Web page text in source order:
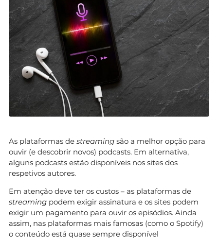
As plataformas de streaming são a melhor opção para
ouvir (e descobrir novos) podcasts. Em alternativa,
alguns podcasts estão disponíveis nos sites dos
respetivos autores.
Em atenção deve ter os custos – as plataformas de
streaming podem exigir assinatura e os sites podem
exigir um pagamento para ouvir os episódios. Ainda
assim, nas plataformas mais famosas (como o Spotify)
o conteúdo está quase sempre disponível